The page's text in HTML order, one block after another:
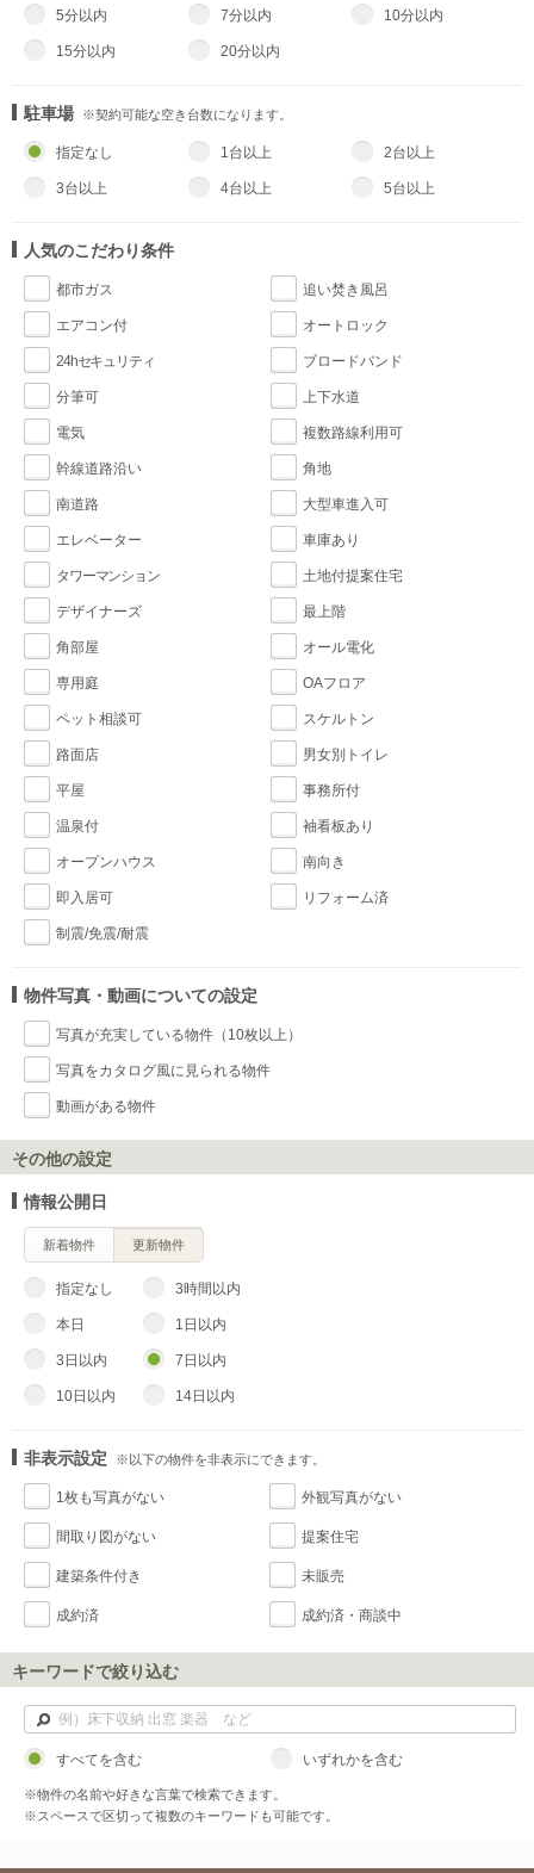
5分以内 7分以内 10分以内
15分以内 20分以内
駐車場 ※契約可能な空き台数になります。
指定なし 1台以上 2台以上
3台以上 4台以上 5台以上
人気のこだわり条件
都市ガス 追い焚き風呂
エアコン付 オートロック
24hセキュリティ ブロードバンド
分筆可 上下水道
電気 複数路線利用可
幹線道路沿い 角地
南道路 大型車進入可
エレベーター 車庫あり
タワーマンション 土地付提案住宅
デザイナーズ 最上階
角部屋 オール電化
専用庭 OAフロア
ペット相談可 スケルトン
路面店 男女別トイレ
平屋 事務所付
温泉付 袖看板あり
オープンハウス 南向き
即入居可 リフォーム済
制震/免震/耐震
物件写真・動画についての設定
写真が充実している物件（10枚以上）
写真をカタログ風に見られる物件
動画がある物件
その他の設定
情報公開日
新着物件 更新物件
指定なし 3時間以内
本日 1日以内
3日以内 7日以内
10日以内 14日以内
非表示設定 ※以下の物件を非表示にできます。
1枚も写真がない 外観写真がない
間取り図がない 提案住宅
建築条件付き 未販売
成約済 成約済・商談中
キーワードで絞り込む
すべてを含む いずれかを含む
※物件の名前や好きな言葉で検索できます。
※スペースで区切って複数のキーワードも可能です。